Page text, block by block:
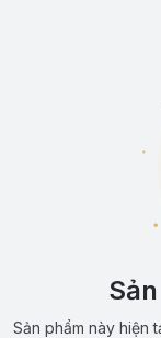
Sản phẩm này hiện